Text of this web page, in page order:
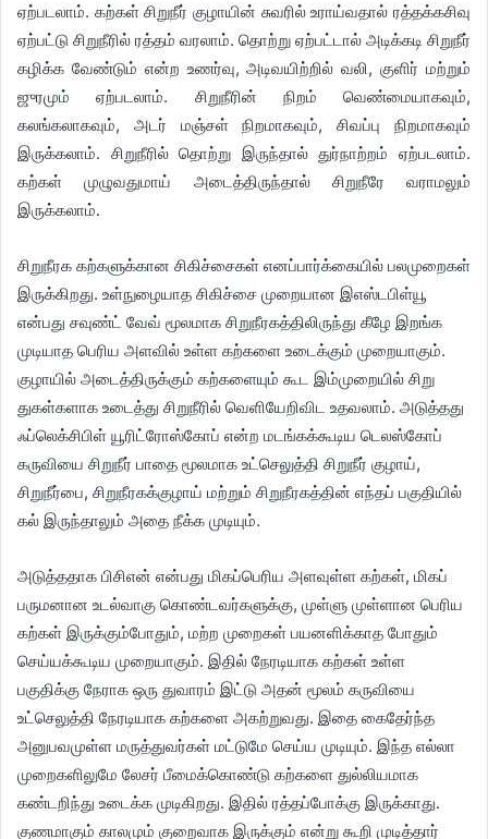
ஏற்படலாம். கற்கள் சிறுநீர் குழாயின் சுவரில் உராய்வதால் ரத்தக்கசிவு
ஏற்பட்டு சிறுநீரில் ரத்தம் வரலாம். தொற்று ஏற்பட்டால் அடிக்கடி சிறுநீர்
கழிக்க வேண்டும் என்ற உணர்வு, அடிவயிற்றில் வலி, குளிர் மற்றும்
ஜுரமும் ஏற்படலாம். சிறுநீரின் நிறம் வெண்மையாகவும்,
கலங்கலாகவும், அடர் மஞ்சள் நிறமாகவும், சிவப்பு நிறமாகவும்
இருக்கலாம். சிறுநீரில் தொற்று இருந்தால் துர்நாற்றம் ஏற்படலாம்.
கற்கள் முழுவதுமாய் அடைத்திருந்தால் சிறுநீரே வராமலும்
இருக்கலாம்.
சிறுநீரக கற்களுக்கான சிகிச்சைகள் எனப்பார்க்கையில் பலமுறைகள்
இருக்கிறது. உள்நுழையாத சிகிச்சை முறையான இஎஸ்டபிள்யூ
என்பது சவுண்ட் வேவ் மூலமாக சிறுநீரகத்திலிருந்து கீழே இறங்க
முடியாத பெரிய அளவில் உள்ள கற்களை உடைக்கும் முறையாகும்.
குழாயில் அடைத்திருக்கும் கற்களையும் கூட இம்முறையில் சிறு
துகள்களாக உடைத்து சிறுநீரில் வெளியேறிவிட உதவலாம். அடுத்தது
ஃப்லெக்சிபிள் யூரிட்ரோஸ்கோப் என்ற மடங்கக்கூடிய டெலஸ்கோப்
கருவியை சிறுநீர் பாதை மூலமாக உட்செலுத்தி சிறுநீர் குழாய்,
சிறுநீர்பை, சிறுநீரகக்குழாய் மற்றும் சிறுநீரகத்தின் எந்தப் பகுதியில்
கல் இருந்தாலும் அதை நீக்க முடியும்.
அடுத்ததாக பிசிஎன் என்பது மிகப்பெரிய அளவுள்ள கற்கள், மிகப்
பருமனான உடல்வாகு கொண்டவர்களுக்கு, முள்ளு முள்ளான பெரிய
கற்கள் இருக்கும்போதும், மற்ற முறைகள் பயனளிக்காத போதும்
செய்யக்கூடிய முறையாகும். இதில் நேரடியாக கற்கள் உள்ள
பகுதிக்கு நேராக ஒரு துவாரம் இட்டு அதன் மூலம் கருவியை
உட்செலுத்தி நேரடியாக கற்களை அகற்றுவது. இதை கைதேர்ந்த
அனுபவமுள்ள மருத்துவர்கள் மட்டுமே செய்ய முடியும். இந்த எல்லா
முறைகளிலுமே லேசர் பீமைக்கொண்டு கற்களை துல்லியமாக
கண்டறிந்து உடைக்க முடிகிறது. இதில் ரத்தப்போக்கு இருக்காது.
குணமாகும் காலமும் குறைவாக இருக்கும் என்று கூறி முடித்தார்